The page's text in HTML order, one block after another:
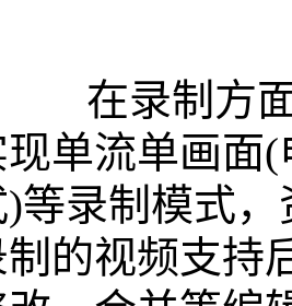
在录制方面
现单流单画面
)等录制模式
制的视频支持